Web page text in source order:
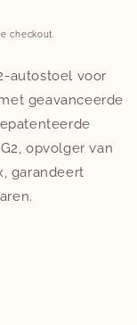
checkout.
autostoel voor
geavanceerde
opvolger van
garandeert